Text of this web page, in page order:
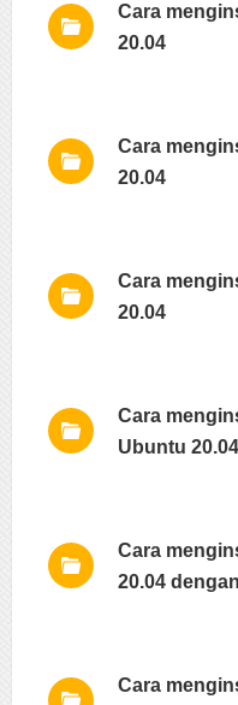
Cara
20.04
Cara
20.04
Cara
20.04
Cara
Ubuntu
Cara
20.04
Cara